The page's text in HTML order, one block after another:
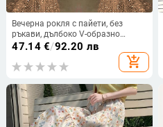
Вечерна рокля с пайети, без
ръкави, дълбоко V-образно
деколте, силует русалка,
47.14€/92.20 лв
add_shopping_cart